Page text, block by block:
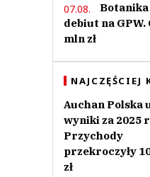
07.08.
debiut na GPW.
mln zł
NAJCZĘŚCIEJ
Auchan Polska
wyniki za 2025
Przychody
przekroczyły
zł